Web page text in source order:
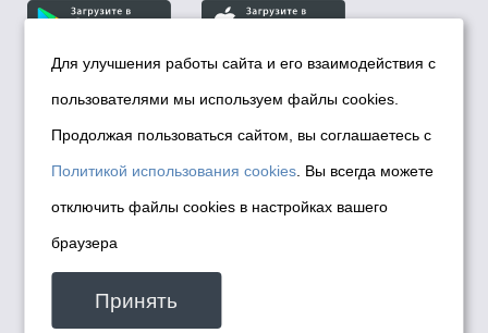
© Департамент информационной политики мэрии
города Новосибирска, 2026
Политика использования Cookies
Политика по обработке персональных
данных в информационных системах
мэрии города Новосибирска
Техническая поддержка сайта -
malinchukvl@mail.ru
Для улучшения работы сайта и его взаимодействия с
пользователями мы используем файлы cookies.
Продолжая пользоваться сайтом, вы соглашаетесь с
Политикой использования cookies . Вы всегда можете
отключить файлы cookies в настройках вашего
браузера
Принять